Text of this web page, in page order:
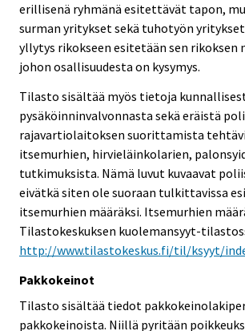
erillisenä ryhmänä esitettävät tapon,
surman yritykset sekä tuhotyön
yllytys rikokseen esitetään sen rikoksen
johon osallisuudesta on kysymys.
Tilasto sisältää myös tietoja
pysäköinninvalvonnasta sekä eräistä
rajavartiolaitoksen suorittamista
itsemurhien, hirvieläinkolarien,
tutkimuksista. Nämä luvut kuvaavat
eivätkä siten ole suoraan tulkittavissa
itsemurhien määräksi. Itsemurhien
Tilastokeskuksen kuolemansyyt-
http://www.tilastokeskus.fi/til/ksyyt/
Pakkokeinot
Tilasto sisältää tiedot
pakkokeinoista. Niillä pyritään